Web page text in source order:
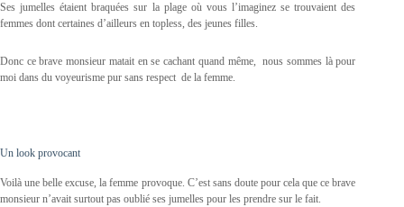
Ses jumelles étaient braquées sur la plage où vous l’imaginez se trouvaient des
femmes dont certaines d’ailleurs en topless, des jeunes filles.
Donc ce brave monsieur matait en se cachant quand même, nous sommes là pour
moi dans du voyeurisme pur sans respect de la femme.
Un look provocant
Voilà une belle excuse, la femme provoque. C’est sans doute pour cela que ce brave
monsieur n’avait surtout pas oublié ses jumelles pour les prendre sur le fait.